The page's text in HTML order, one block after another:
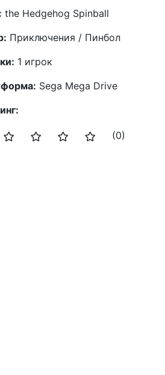
the Hedgehog Spinball
Приключения / Пинбол
1 игрок
Sega Mega Drive
(0)